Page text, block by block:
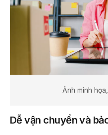
Ảnh minh
Dễ vận chuyển và